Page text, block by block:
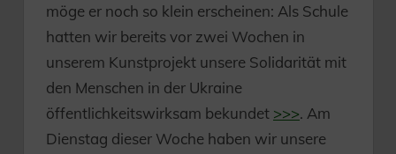
möge er noch so klein erscheinen: Als Schule
hatten wir bereits vor zwei Wochen in
unserem Kunstprojekt unsere Solidarität mit
den Menschen in der Ukraine
öffentlichkeitswirksam bekundet >>>. Am
Dienstag dieser Woche haben wir unsere